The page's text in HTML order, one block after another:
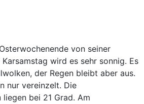
von seiner
wird es sehr sonnig. Es
der Regen bleibt aber aus.
nur vereinzelt. Die
bei 21 Grad. Am